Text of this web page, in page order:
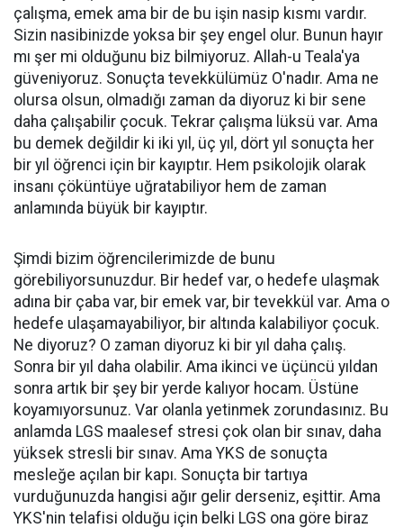
çalışma, emek ama bir de bu işin nasip kısmı vardır.
Sizin nasibinizde yoksa bir şey engel olur. Bunun hayır
mı şer mi olduğunu biz bilmiyoruz. Allah-u Teala'ya
güveniyoruz. Sonuçta tevekkülümüz O'nadır. Ama ne
olursa olsun, olmadığı zaman da diyoruz ki bir sene
daha çalışabilir çocuk. Tekrar çalışma lüksü var. Ama
bu demek değildir ki iki yıl, üç yıl, dört yıl sonuçta her
bir yıl öğrenci için bir kayıptır. Hem psikolojik olarak
insanı çöküntüye uğratabiliyor hem de zaman
anlamında büyük bir kayıptır.
Şimdi bizim öğrencilerimizde de bunu
görebiliyorsunuzdur. Bir hedef var, o hedefe ulaşmak
adına bir çaba var, bir emek var, bir tevekkül var. Ama o
hedefe ulaşamayabiliyor, bir altında kalabiliyor çocuk.
Ne diyoruz? O zaman diyoruz ki bir yıl daha çalış.
Sonra bir yıl daha olabilir. Ama ikinci ve üçüncü yıldan
sonra artık bir şey bir yerde kalıyor hocam. Üstüne
koyamıyorsunuz. Var olanla yetinmek zorundasınız. Bu
anlamda LGS maalesef stresi çok olan bir sınav, daha
yüksek stresli bir sınav. Ama YKS de sonuçta
mesleğe açılan bir kapı. Sonuçta bir tartıya
vurduğunuzda hangisi ağır gelir derseniz, eşittir. Ama
YKS'nin telafisi olduğu için belki LGS ona göre biraz